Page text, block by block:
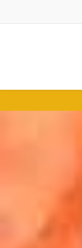
に
移
ョ
ン